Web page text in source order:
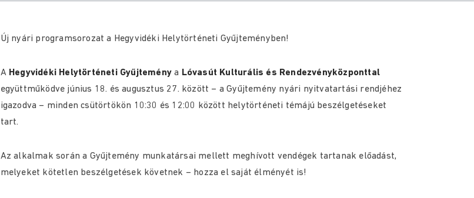
Új nyári programsorozat a Hegyvidéki Helytörténeti Gyűjteményben!
A Hegyvidéki Helytörténeti Gyűjtemény a Lóvasút Kulturális és Rendezvényközponttal
együttműködve június 18. és augusztus 27. között – a Gyűjtemény nyári nyitvatartási rendjéhez
igazodva – minden csütörtökön 10:30 és 12:00 között helytörténeti témájú beszélgetéseket
tart.
Az alkalmak során a Gyűjtemény munkatársai mellett meghívott vendégek tartanak előadást,
melyeket kötetlen beszélgetések követnek – hozza el saját élményét is!